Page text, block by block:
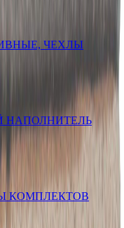
ЧЕХЛЫ
НАПОЛНИТЕЛЬ
КОМПЛЕКТОВ